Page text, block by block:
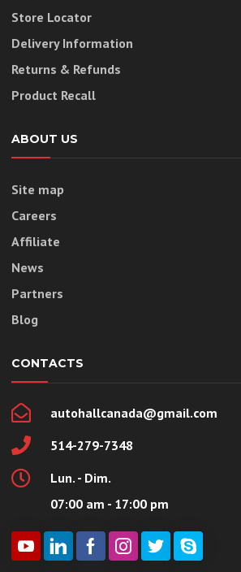
Store Locator
Delivery Information
Returns & Refunds
Product Recall
ABOUT US
Site map
Careers
Affiliate
News
Partners
Blog
CONTACTS
autohallcanada@gmail.com
514-279-7348
Lun. - Dim.
07:00 am - 17:00 pm